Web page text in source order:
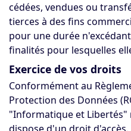
cédées, vendues ou
tierces à des fins
pour une durée
finalités pour lesquelles
Exercice de vos droits
Conformément au
Protection des Données
"Informatique et